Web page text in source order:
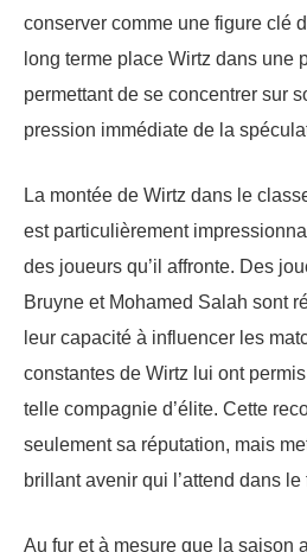
conserver comme une figure clé
long terme place Wirtz dans une
permettant de se concentrer sur
pression immédiate de la
La montée de Wirtz dans le
est particulièrement
des joueurs qu’il affronte. Des
Bruyne et Mohamed Salah sont
leur capacité à influencer les
constantes de Wirtz lui ont
telle compagnie d’élite. Cette
seulement sa réputation, mais
brillant avenir qui l’attend dans
Au fur et à mesure que la saison